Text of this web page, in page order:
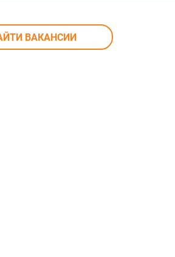
ВАКАНСИИ